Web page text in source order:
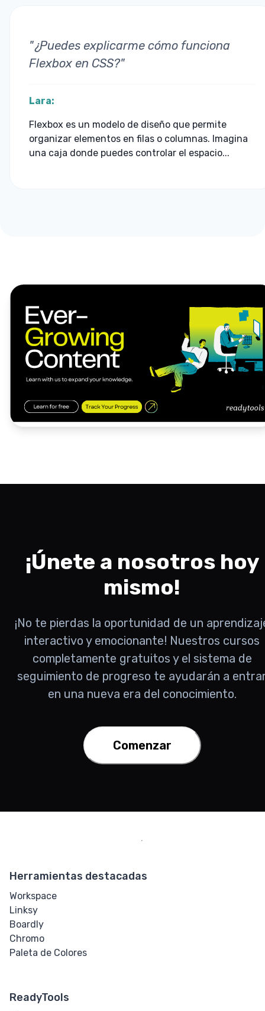
"¿Puedes explicarme cómo funciona
Flexbox en CSS?"
Lara:
Flexbox es un modelo de diseño que permite
organizar elementos en filas o columnas. Imagina
una caja donde puedes controlar el espacio...
¡Únete a nosotros hoy
mismo!
¡No te pierdas la oportunidad de un
interactivo y emocionante! Nuestros cursos
completamente gratuitos y el sistema de
seguimiento de progreso te ayudarán a
en una nueva era del conocimiento.
Comenzar
Herramientas destacadas
Workspace
Linksy
Boardly
Chromo
Paleta de Colores
ReadyTools